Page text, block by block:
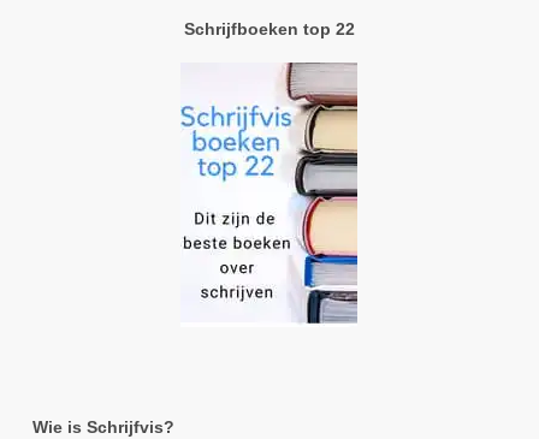
Schrijfboeken top 22
Wie is Schrijfvis?